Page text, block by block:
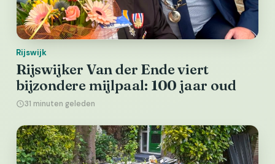
Rijswijk
Rijswijker Van der Ende viert
bijzondere mijlpaal: 100 jaar oud
31 minuten geleden